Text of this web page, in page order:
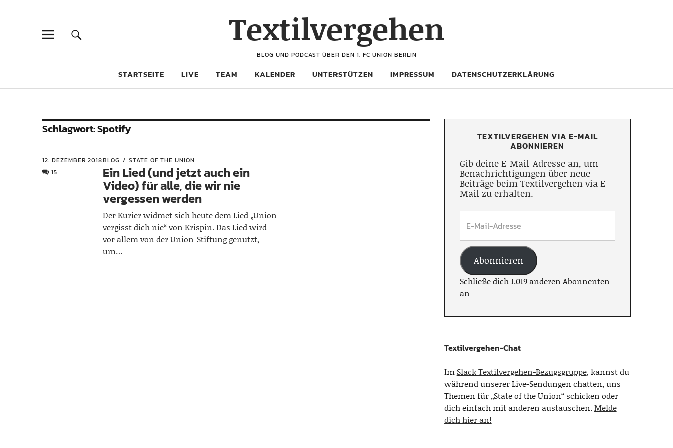
Textilvergehen
BLOG UND PODCAST ÜBER DEN 1. FC UNION BERLIN
STARTSEITE LIVE TEAM KALENDER UNTERSTÜTZEN IMPRESSUM DATENSCHUTZERKLÄRUNG
Schlagwort:Spotify
12. DEZEMBER 2018
15
BLOG STATE OF THE UNION
Ein Lied (und jetzt auch ein
Video) für alle, die wir nie
vergessen werden
Der Kurier widmet sich heute dem Lied „Union
vergisst dich nie“ von Krispin. Das Lied wird
vor allem von der Union-Stiftung genutzt,
um…
TEXTILVERGEHEN VIA E-MAIL
ABONNIEREN
Gib deine E-Mail-Adresse an, um
Benachrichtigungen über neue
Beiträge beim Textilvergehen via E-
Mail zu erhalten.
Abonnieren
Schließe dich 1.019 anderen Abonnenten
an
Textilvergehen-Chat
Im Slack Textilvergehen-Bezugsgruppe, kannst du
während unserer Live-Sendungen chatten, uns
Themen für „State of the Union“ schicken oder
dich einfach mit anderen austauschen.Melde
dich hier an!